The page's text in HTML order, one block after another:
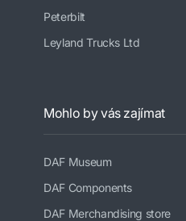
Peterbilt
Leyland Trucks Ltd
Mohlo by vás zajímat
DAF Museum
DAF Components
DAF Merchandising store